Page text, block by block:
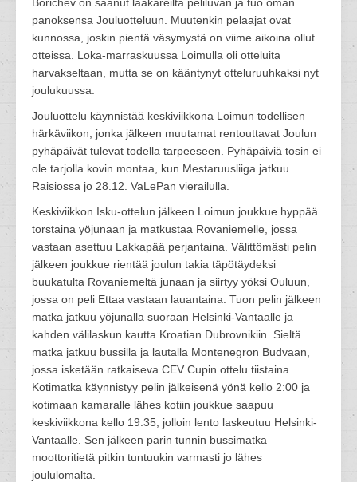
panoksensa Jouluotteluun. Muutenkin pelaajat ovat
kunnossa, joskin pientä väsymystä on viime aikoina ollut
otteissa. Loka-marraskuussa Loimulla oli otteluita
harvakseltaan, mutta se on kääntynyt otteluruuhkaksi nyt
joulukuussa.
Jouluottelu käynnistää keskiviikkona Loimun todellisen
härkäviikon, jonka jälkeen muutamat rentouttavat Joulun
pyhäpäivät tulevat todella tarpeeseen. Pyhäpäiviä tosin ei
ole tarjolla kovin montaa, kun Mestaruusliiga jatkuu
Raisiossa jo 28.12. VaLePan vierailulla.
Keskiviikkon Isku-ottelun jälkeen Loimun joukkue hyppää
torstaina yöjunaan ja matkustaa Rovaniemelle, jossa
vastaan asettuu Lakkapää perjantaina. Välittömästi pelin
jälkeen joukkue rientää joulun takia täpötäydeksi
buukatulta Rovaniemeltä junaan ja siirtyy yöksi Ouluun,
jossa on peli Ettaa vastaan lauantaina. Tuon pelin jälkeen
matka jatkuu yöjunalla suoraan Helsinki-Vantaalle ja
kahden välilaskun kautta Kroatian Dubrovnikiin. Sieltä
matka jatkuu bussilla ja lautalla Montenegron Budvaan,
jossa isketään ratkaiseva CEV Cupin ottelu tiistaina.
Kotimatka käynnistyy pelin jälkeisenä yönä kello 2:00 ja
kotimaan kamaralle lähes kotiin joukkue saapuu
keskiviikkona kello 19:35, jolloin lento laskeutuu Helsinki-
Vantaalle. Sen jälkeen parin tunnin bussimatka
moottoritietä pitkin tuntuukin varmasti jo lähes
joululomalta.